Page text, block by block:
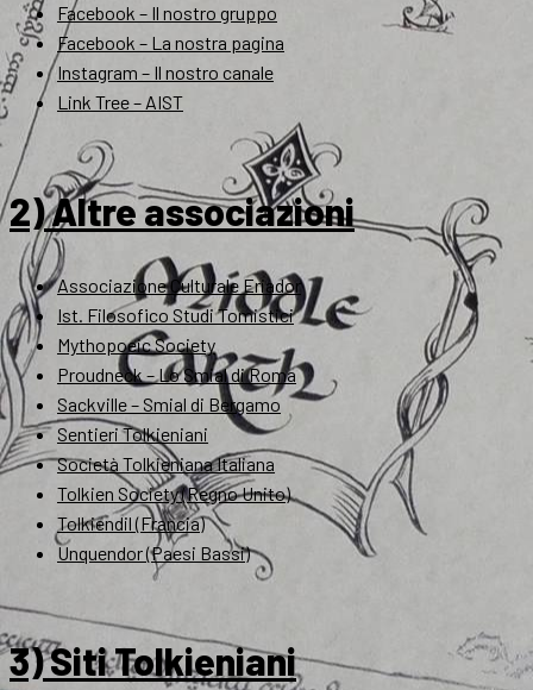
Facebook – Il nostro gruppo
Facebook – La nostra pagina
Instagram – Il nostro canale
Link Tree – AIST
2) Altre associazioni
Associazione Culturale Eriador
Ist. Filosofico Studi Tomistici
Mythopoeic Society
Proudneck – Lo Smial di Roma
Sackville – Smial di Bergamo
Sentieri Tolkieniani
Società Tolkieniana Italiana
Tolkien Society (Regno Unito)
Tolkiendil (Francia)
Unquendor (Paesi Bassi)
3) Siti Tolkieniani